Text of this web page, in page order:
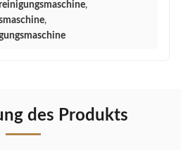
,
,
des Produkts